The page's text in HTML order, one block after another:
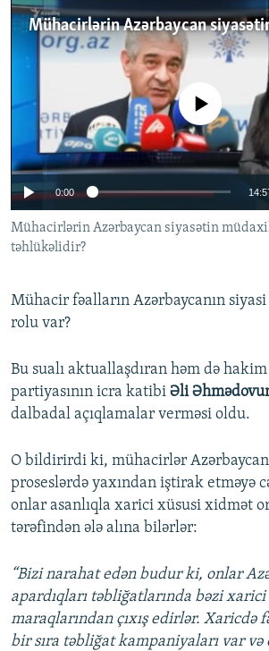
MULTIMEDIA
VIDEO
İNFOQRAFIKA
KARIKATURA
RADIO ARXIV
AZƏRBAYCAN ƏDƏBIYYATI KITABXANASI
İSLAM VƏ DEMOKRATIYA
İZ - MƏDƏNIYYƏT PROQRAMI
MISSIYAMIZ
PEŞƏ ETIKASI VƏ JURNALISTIKA
MATERIALLARIMIZDAN ISTIFADƏ
AZADLIQRADIOSU MOBIL TELEFONUNUZDA
BIZIMLƏ ƏLAQƏ
BIZI IZLƏ
No media source currently
0:00
Mühacirlərin Azərbaycan siyasətin
təhlükəlidir?
Mühacir fəalların Azərbaycanın siyasi
rolu var?
Bu sualı aktuallaşdıran həm də
partiyasının icra katibi Əli
dalbadal açıqlamalar verməsi oldu.
O bildirirdi ki, mühacirlər
proseslərdə yaxından iştirak etməyə
onlar asanlıqla xarici xüsusi xidmət
tərəfindən ələ alına bilərlər:
“Bizi narahat edən budur ki, onlar
apardıqları təbliğatlarında bəzi
maraqlarından çıxış edirlər. Xaricdə
bir sıra təbliğat kampaniyaları var